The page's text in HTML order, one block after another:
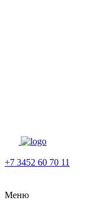
+7 3452 60 70 11
Меню